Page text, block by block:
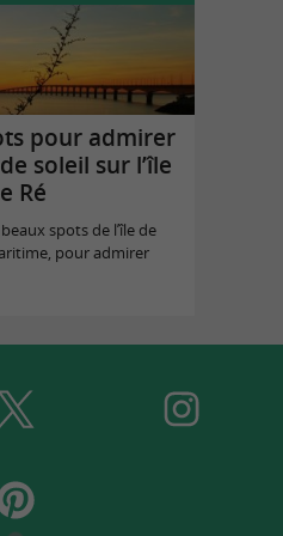
pour admirer
soleil sur l’île
Ré
spots de l’île de
pour admirer